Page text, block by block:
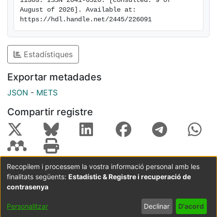
August of 2026]. Available at:
https://hdl.handle.net/2445/226091
Estadístiques
Exportar metadades
JSON - METS
Compartir registre
Coordinació:CRAI UB Avís legal
Metadades
subjectes a:
Configuració
de cookies
privadesa
Recopilem i processem la vostra informació personal amb les
finalitats següents: Estadístic & Registre i recuperació de
contrasenya
Personalitzar Declinar D'acord